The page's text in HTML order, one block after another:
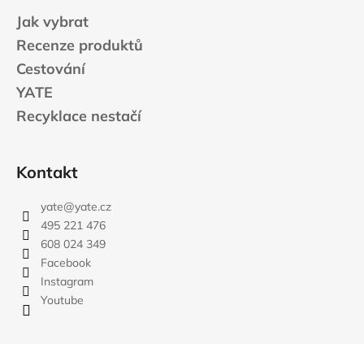
Jak vybrat
Recenze produktů
Cestování
YATE
Recyklace nestačí
Kontakt
yate@yate.cz
495 221 476
608 024 349
Facebook
Instagram
Youtube